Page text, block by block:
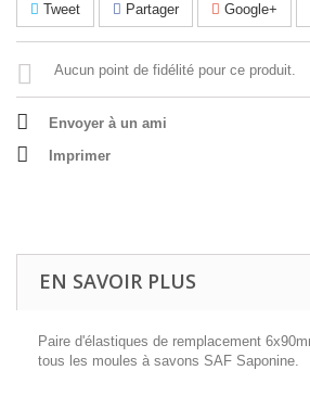
Tweet Partager Google+
Aucun point de fidélité pour ce produit.
Envoyer à un ami
Imprimer
EN SAVOIR PLUS
Paire d'élastiques de remplacement
tous les moules à savons SAF Saponine.